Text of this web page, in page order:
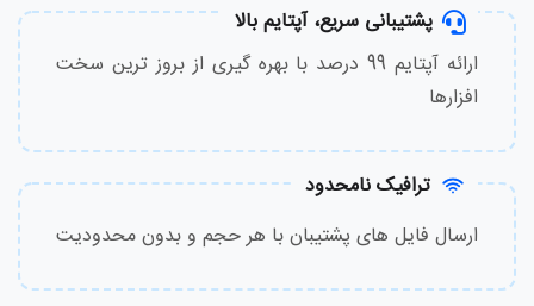
پشتیبانی سریع، آپتایم بالا
ارائه آپتایم 99 درصد با بهره گیری از بروز ترین سخت
افزارها
ترافیک نامحدود
ارسال فایل های پشتیبان با هر حجم و بدون محدودیت